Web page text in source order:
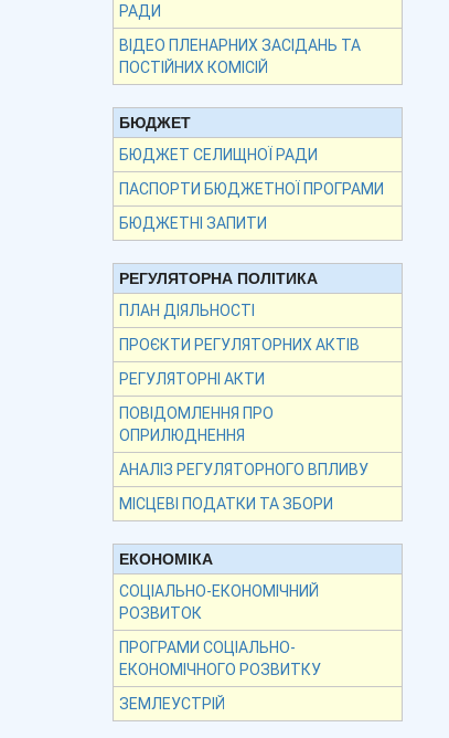
РАДИ
ВІДЕО ПЛЕНАРНИХ ЗАСІДАНЬ ТА
ПОСТІЙНИХ КОМІСІЙ
БЮДЖЕТ
БЮДЖЕТ СЕЛИЩНОЇ РАДИ
ПАСПОРТИ БЮДЖЕТНОЇ ПРОГРАМИ
БЮДЖЕТНІ ЗАПИТИ
РЕГУЛЯТОРНА ПОЛІТИКА
ПЛАН ДІЯЛЬНОСТІ
ПРОЄКТИ РЕГУЛЯТОРНИХ АКТІВ
РЕГУЛЯТОРНІ АКТИ
ПОВІДОМЛЕННЯ ПРО
ОПРИЛЮДНЕННЯ
АНАЛІЗ РЕГУЛЯТОРНОГО ВПЛИВУ
МІСЦЕВІ ПОДАТКИ ТА ЗБОРИ
ЕКОНОМІКА
СОЦІАЛЬНО-ЕКОНОМІЧНИЙ
РОЗВИТОК
ПРОГРАМИ СОЦІАЛЬНО-
ЕКОНОМІЧНОГО РОЗВИТКУ
ЗЕМЛЕУСТРІЙ